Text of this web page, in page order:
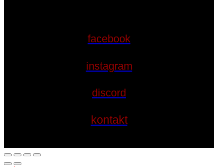
facebook
instagram
discord
kontakt